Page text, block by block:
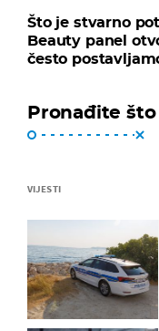
Što je stvarno
Beauty panel
često
Pronađite što
VIJESTI